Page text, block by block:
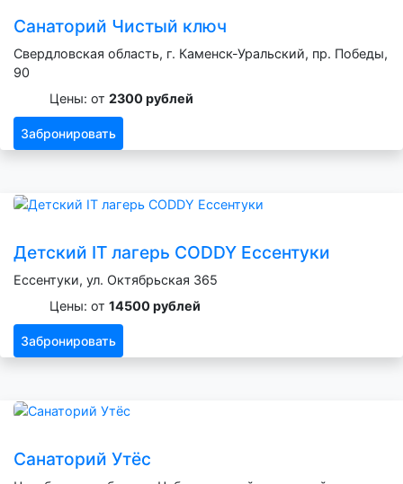
Санаторий Чистый ключ
Свердловская область, г. Каменск-Уральский, пр. Победы,
90
Цены: от 2300 рублей
Забронировать
Детский IT лагерь CODDY Ессентуки
Ессентуки, ул. Октябрьская 365
Цены: от 14500 рублей
Забронировать
Санаторий Утёс